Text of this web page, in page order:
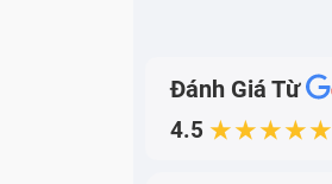
Đánh Giá Từ
4.5 ★★★★★